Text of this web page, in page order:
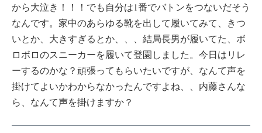
から大泣き！！！でも自分は1番でバトンをつないだそう
なんです。家中のあらゆる靴を出して履いてみて、きつ
いとか、大きすぎるとか、、、結局長男が履いてた、ボ
ロボロのスニーカーを履いて登園しました。今日はリレ
ーするのかな？頑張ってもらいたいですが、なんて声を
掛けてよいかわからなかったんですよね、、内藤さんな
ら、なんて声を掛けますか？